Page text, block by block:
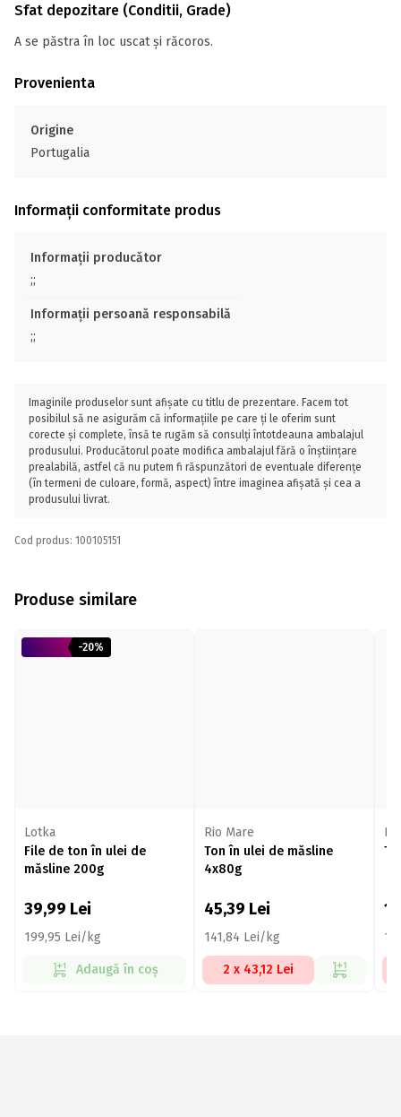
Sfat depozitare (Conditii, Grade)
A se păstra în loc uscat și răcoros.
Provenienta
Origine
Portugalia
Informații conformitate produs
Informații producător
;;
Informații persoană responsabilă
;;
Imaginile produselor sunt afișate cu titlu de prezentare. Facem tot
posibilul să ne asigurăm că informațiile pe care ți le oferim sunt
corecte și complete, însă te rugăm să consulți întotdeauna ambalajul
produsului. Producătorul poate modifica ambalajul fără o înștiințare
prealabilă, astfel că nu putem fi răspunzători de eventuale diferențe
(în termeni de culoare, formă, aspect) între imaginea afișată și cea a
produsului livrat.
Cod produs: 100105151
Produse similare
-20%
Lotka
File de ton în ulei de
măsline 200g
39,99 Lei
199,95 Lei/kg
Adaugă în coș
Rio Mare
Ton în ulei de măsline
4x80g
45,39 Lei
141,84 Lei/kg
2 x 43,12 Lei